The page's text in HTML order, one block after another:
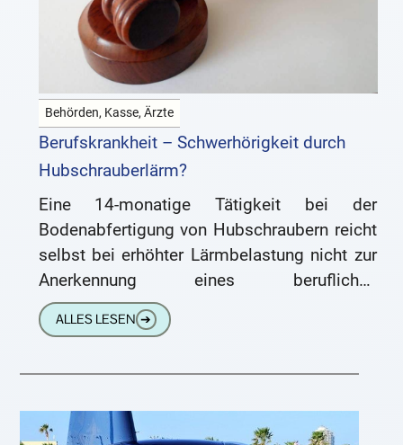
Behörden, Kasse, Ärzte
Berufskrankheit – Schwerhörigkeit durch
Hubschrauberlärm?
Eine 14-monatige Tätigkeit bei der
Bodenabfertigung von Hubschraubern reicht
selbst bei erhöhter Lärmbelastung nicht zur
Anerkennung eines beruflichen
Hörschadens. Es liegt dann keine
Berufskrankheit vor. Dies entschied das
ALLES LESEN ➔